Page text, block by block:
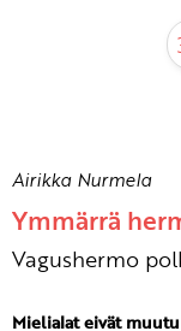
Airikka Nurmela
Ymmärrä
Vagushermo
Mielialat eivät